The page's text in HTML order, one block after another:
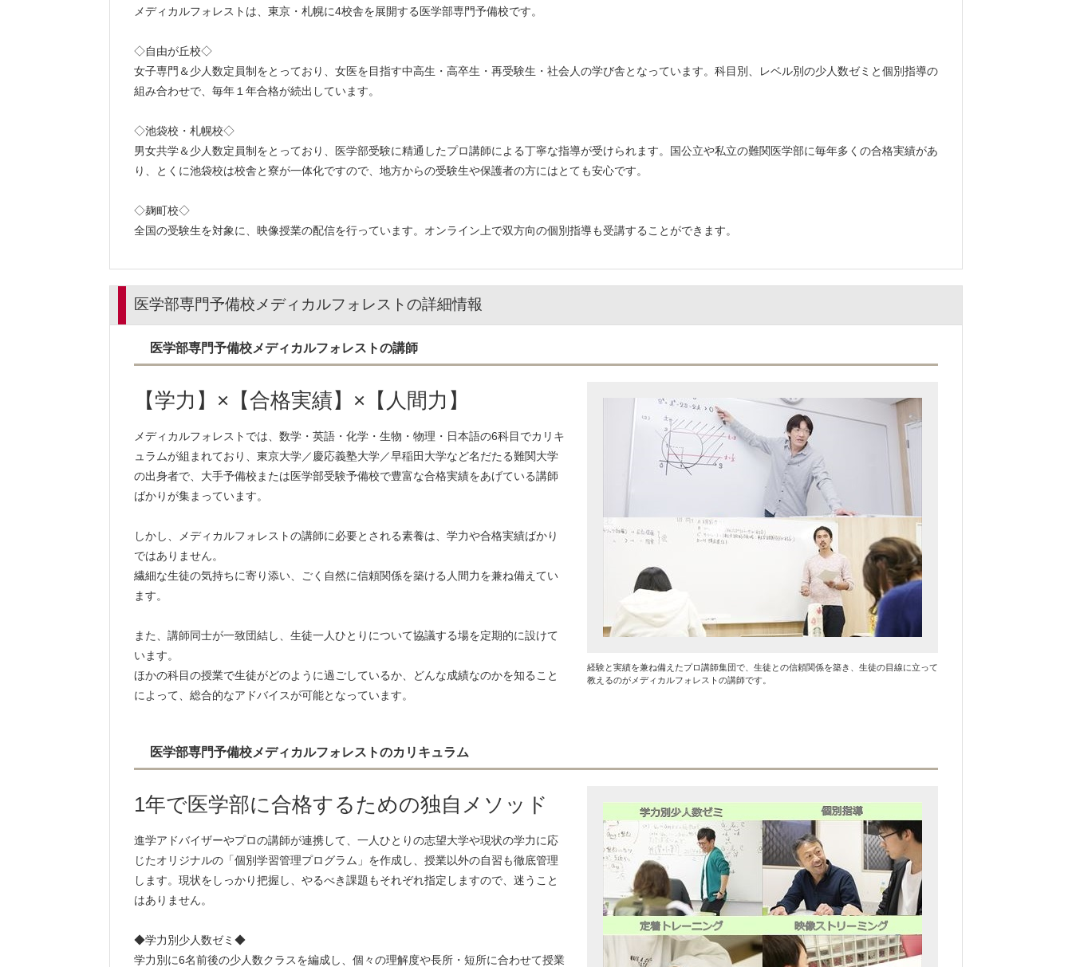
メディカルフォレストは、東京・札幌に4校舎を展開する医学部専門予備校です。
◇自由が丘校◇
女子専門＆少人数定員制をとっており、女医を目指す中高生・高卒生・再受験生・社会人の学び舎となっています。科目別、レベル別の少人数ゼミと個別指導の
組み合わせで、毎年１年合格が続出しています。
◇池袋校・札幌校◇
男女共学＆少人数定員制をとっており、医学部受験に精通したプロ講師による丁寧な指導が受けられます。国公立や私立の難関医学部に毎年多くの合格実績があ
り、とくに池袋校は校舎と寮が一体化ですので、地方からの受験生や保護者の方にはとても安心です。
◇麹町校◇
全国の受験生を対象に、映像授業の配信を行っています。オンライン上で双方向の個別指導も受講することができます。
医学部専門予備校メディカルフォレストの詳細情報
医学部専門予備校メディカルフォレストの講師
【学力】×【合格実績】×【人間力】
メディカルフォレストでは、数学・英語・化学・生物・物理・日本語の6科目でカリキ
ュラムが組まれており、東京大学／慶応義塾大学／早稲田大学など名だたる難関大学
の出身者で、大手予備校または医学部受験予備校で豊富な合格実績をあげている講師
ばかりが集まっています。
しかし、メディカルフォレストの講師に必要とされる素養は、学力や合格実績ばかり
ではありません。
繊細な生徒の気持ちに寄り添い、ごく自然に信頼関係を築ける人間力を兼ね備えてい
ます。
また、講師同士が一致団結し、生徒一人ひとりについて協議する場を定期的に設けて
います。
ほかの科目の授業で生徒がどのように過ごしているか、どんな成績なのかを知ること
によって、総合的なアドバイスが可能となっています。
経験と実績を兼ね備えたプロ講師集団で、生徒との信頼関係を築き、生徒の目線に立って
教えるのがメディカルフォレストの講師です。
医学部専門予備校メディカルフォレストのカリキュラム
1年で医学部に合格するための独自メソッド
進学アドバイザーやプロの講師が連携して、一人ひとりの志望大学や現状の学力に応
じたオリジナルの「個別学習管理プログラム」を作成し、授業以外の自習も徹底管理
します。現状をしっかり把握し、やるべき課題もそれぞれ指定しますので、迷うこと
はありません。
◆学力別少人数ゼミ◆
学力別に6名前後の少人数クラスを編成し、個々の理解度や長所・短所に合わせて授業